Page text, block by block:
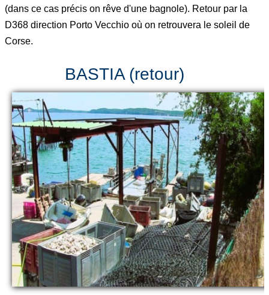
(dans ce cas précis on rêve d'une bagnole). Retour par la
D368 direction Porto Vecchio où on retrouvera le soleil de
Corse.
BASTIA (retour)